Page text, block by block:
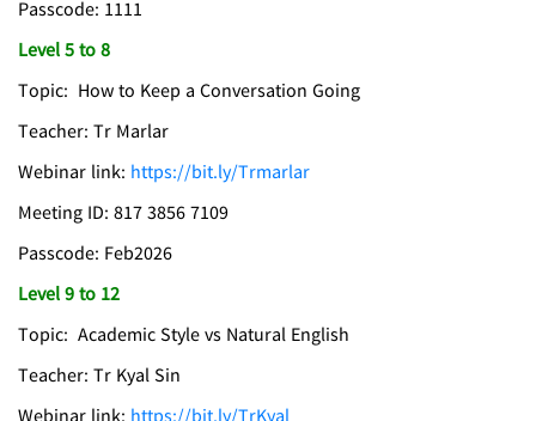
Passcode: 1111
Level 5 to 8
Topic: How to Keep a Conversation Going
Teacher: Tr Marlar
Webinar link: https://bit.ly/Trmarlar
Meeting ID: 817 3856 7109
Passcode: Feb2026
Level 9 to 12
Topic: Academic Style vs Natural English
Teacher: Tr Kyal Sin